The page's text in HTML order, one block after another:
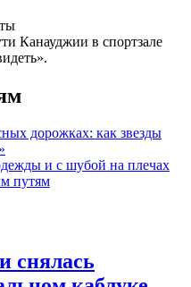
Канауджии в спортзале
дорожках: как звезды
и с шубой на плечах
путям
снялась